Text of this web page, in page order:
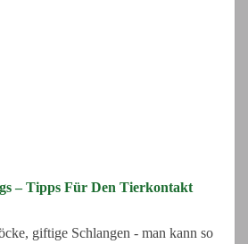
– Tipps Für Den Tierkontakt
giftige Schlangen - man kann so